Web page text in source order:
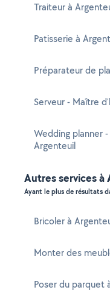
Traiteur à
Patisserie à
Préparateur de
Serveur - Maître
Wedding planner
Argenteuil
Autres services à
Ayant le plus de résultats
Bricoler à
Monter des
Poser du parquet